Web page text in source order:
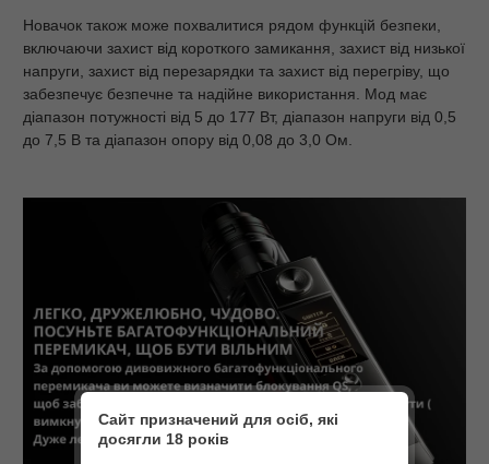
Новачок також може похвалитися рядом функцій безпеки,
включаючи захист від короткого замикання, захист від низької
напруги, захист від перезарядки та захист від перегріву, що
забезпечує безпечне та надійне використання. Мод має
діапазон потужності від 5 до 177 Вт, діапазон напруги від 0,5
до 7,5 В та діапазон опору від 0,08 до 3,0 Ом.
Сайт призначений для осіб, які
досягли 18 років